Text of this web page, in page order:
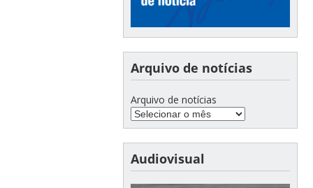
Arquivo de notícias
Arquivo de notícias
Audiovisual